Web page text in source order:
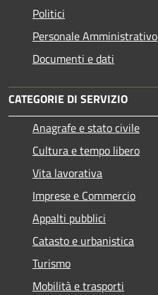
Politici
Personale Amministrativo
Documenti e dati
CATEGORIE DI SERVIZIO
Anagrafe e stato civile
Cultura e tempo libero
Vita lavorativa
Imprese e Commercio
Appalti pubblici
Catasto e urbanistica
Turismo
Mobilità e trasporti